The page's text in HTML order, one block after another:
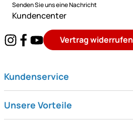
Senden Sie uns eine Nachricht
Kundencenter
Vertrag widerrufen
Kundenservice
Unsere Vorteile